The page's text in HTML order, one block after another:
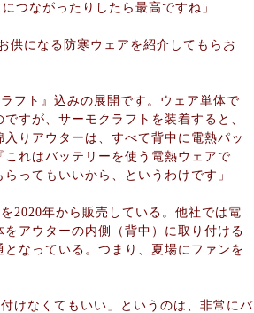
つながったりしたら最高ですね」
供になる防寒ウェアを紹介してもらお
フト』込みの展開です。ウェア単体で
すが、サーモクラフトを装着すると、
りアウターは、すべて背中に電熱パッ
れはバッテリーを使う電熱ウェアで
ってもいいから、というわけです」
2020年から販売している。他社では電
アウターの内側（背中）に取り付ける
なっている。つまり、夏場にファンを
けなくてもいい」というのは、非常にバ